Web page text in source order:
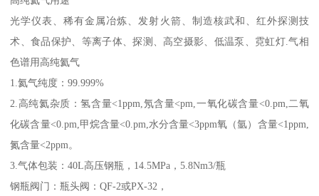
光学仪表、稀有金属冶炼、发射火箭、制造核武和、红外探测技
术、食品保护、等离子体、探测、高空摄影、低温泵、霓虹灯.气相
色谱用高纯氦气
1.氦气纯度：99.999%
2.高纯氦杂质：氢含量<1ppm,氖含量<pm,一氧化碳含量<0.pm,二氧
化碳含量<0.pm,甲烷含量<0.pm,水分含量<3ppm氧（氩）含量<1ppm,
氮含量<2ppm。
3.气体包装：40L高压钢瓶，14.5MPa，5.8Nm3/瓶
钢瓶阀门：瓶头阀：QF-2或PX-32，